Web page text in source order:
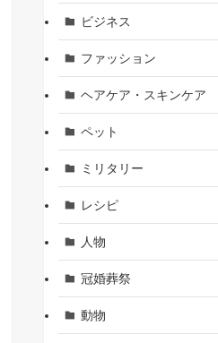
ビジネス
ファッション
ヘアケア・スキンケア
ペット
ミリタリー
レシピ
人物
冠婚葬祭
動物